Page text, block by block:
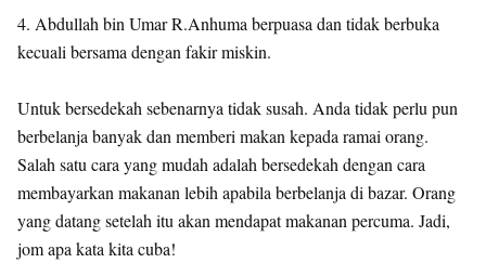
4. Abdullah bin Umar R.Anhuma berpuasa dan tidak berbuka
kecuali bersama dengan fakir miskin.
Untuk bersedekah sebenarnya tidak susah. Anda tidak perlu pun
berbelanja banyak dan memberi makan kepada ramai orang.
Salah satu cara yang mudah adalah bersedekah dengan cara
membayarkan makanan lebih apabila berbelanja di bazar. Orang
yang datang setelah itu akan mendapat makanan percuma. Jadi,
jom apa kata kita cuba!